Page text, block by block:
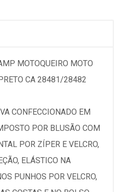
MOTOQUEIRO MOTO
CA 28481/28482
CONFECCIONADO EM
POR BLUSÃO COM
POR ZÍPER E VELCRO,
ELÁSTICO NA
PUNHOS POR VELCRO,